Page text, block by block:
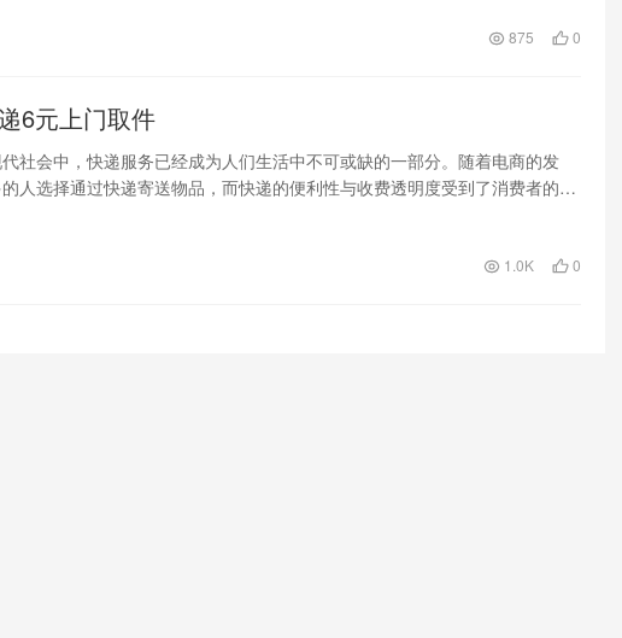
875 0
6元上门取件
社会中，快递服务已经成为人们生活中不可或缺的一部分。随着电商的发
人选择通过快递寄送物品，而快递的便利性与收费透明度受到了消费者的高
1.0K 0